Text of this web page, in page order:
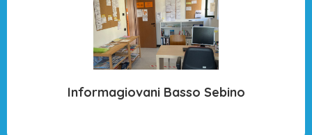
Informagiovani Basso Sebino